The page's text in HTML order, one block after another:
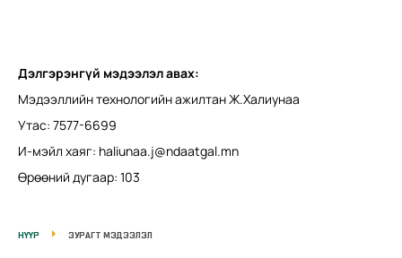
Дэлгэрэнгүй мэдээлэл авах:
Мэдээллийн технологийн ажилтан Ж.Халиунаа
Утас: 7577-6699
И-мэйл хаяг: haliunaa.j@ndaatgal.mn
Өрөөний дугаар: 103
НҮҮР ЗУРАГТ МЭДЭЭЛЭЛ